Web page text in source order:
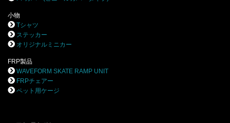
小物
Tシャツ
ステッカー
オリジナルミニカー
FRP製品
WAVEFORM SKATE RAMP UNIT
FRPチェアー
ペット用ケージ